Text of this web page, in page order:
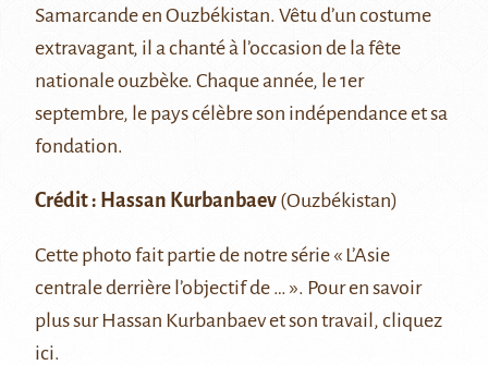
Samarcandeen Ouzbékistan. Vêtu d’un costume
extravagant, il a chanté à l’occasion de la fête
nationale ouzbèke. Chaque année, le 1er
septembre, le pays célèbre son indépendance et sa
fondation.
Crédit : Hassan Kurbanbaev (Ouzbékistan)
Cette photo fait partie de notre série « L’Asie
centrale derrière l’objectif de … ». Pour en savoir
plus sur Hassan Kurbanbaev et son travail, cliquez
ici.